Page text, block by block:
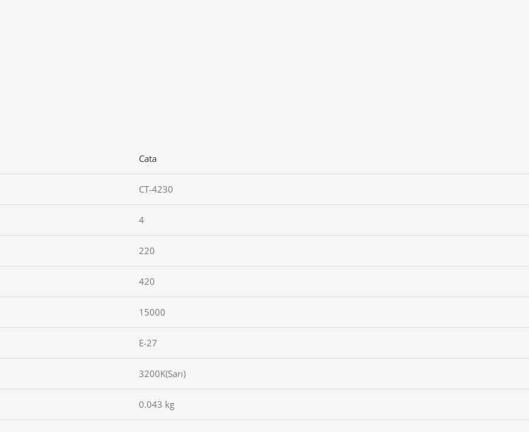
Cata
CT-4230
4
220
420
15000
E-27
3200K(Sarı)
0.043 kg